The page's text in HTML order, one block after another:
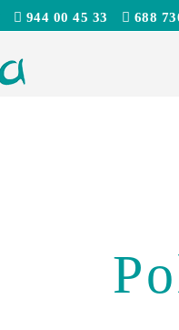
944 00 45 33 688